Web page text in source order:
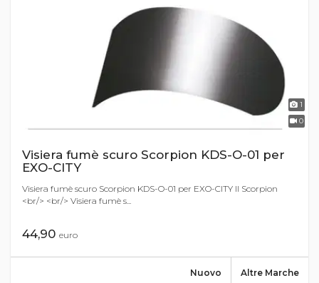
1
0
Visiera fumè scuro Scorpion KDS-O-01 per
EXO-CITY
Visiera fumè scuro Scorpion KDS-O-01 per EXO-CITY II Scorpion
<br/> <br/> Visiera fumè s...
44,90 euro
Altre Marche
Nuovo